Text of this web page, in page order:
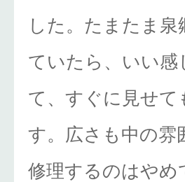
した。たまたま
ていたら、いい
て、すぐに見せ
す。広さも中の雰
修理するのはやめ